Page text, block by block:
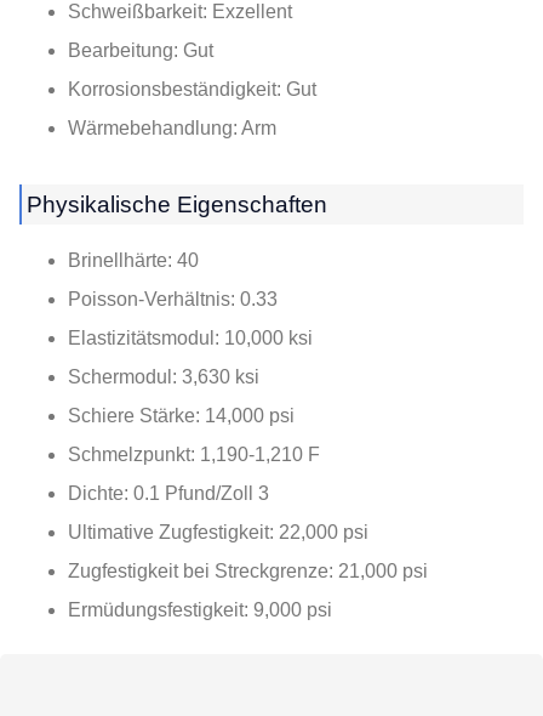
Schweißbarkeit: Exzellent
Bearbeitung: Gut
Korrosionsbeständigkeit: Gut
Wärmebehandlung: Arm
Physikalische Eigenschaften
Brinellhärte: 40
Poisson-Verhältnis: 0.33
Elastizitätsmodul: 10,000 ksi
Schermodul: 3,630 ksi
Schiere Stärke: 14,000 psi
Schmelzpunkt: 1,190-1,210 F
Dichte: 0.1 Pfund/Zoll 3
Ultimative Zugfestigkeit: 22,000 psi
Zugfestigkeit bei Streckgrenze: 21,000 psi
Ermüdungsfestigkeit: 9,000 psi